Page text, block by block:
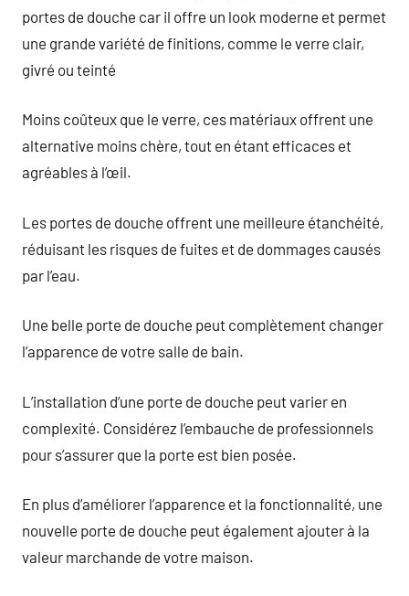
portes de douche car il offre un look moderne et permet
une grande variété de finitions, comme le verre clair,
givré ou teinté
Moins coûteux que le verre, ces matériaux offrent une
alternative moins chère, tout en étant efficaces et
agréables à l’œil.
Les portes de douche offrent une meilleure étanchéité,
réduisant les risques de fuites et de dommages causés
par l’eau.
Une belle porte de douche peut complètement changer
l’apparence de votre salle de bain.
L’installation d’une porte de douche peut varier en
complexité. Considérez l’embauche de professionnels
pour s’assurer que la porte est bien posée.
En plus d’améliorer l’apparence et la fonctionnalité, une
nouvelle porte de douche peut également ajouter à la
valeur marchande de votre maison.